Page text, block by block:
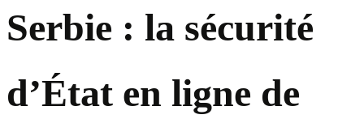
Serbie : la sécurité
d’État en ligne de